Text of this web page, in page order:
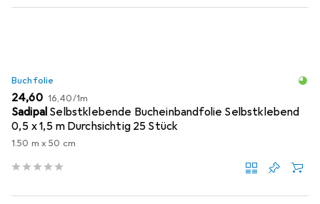
Buchfolie
EUR
24,60 EUR
16,40/1m
Sadipal Selbstklebende Bucheinbandfolie Selbstklebend
0,5 x 1,5 m Durchsichtig 25 Stück
1.50 m x 50 cm